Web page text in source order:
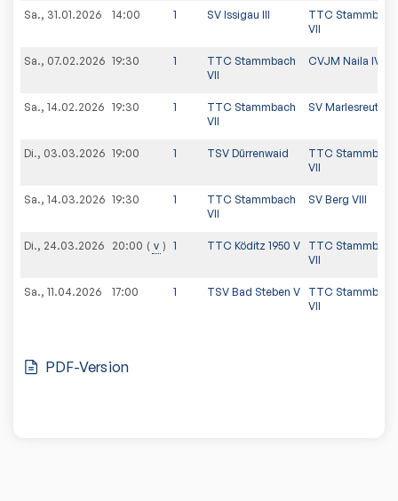
Sa., 31.01.2026 14:00 1 SV Issigau III
TTC Stammbach
VII
Sa., 07.02.2026 19:30 1
TTC Stammbach
VII
CVJM Naila IV
Sa., 14.02.2026 19:30 1
TTC Stammbach
VII
SV Marlesreuth III
Di., 03.03.2026 19:00 1 TSV Dürrenwaid
TTC Stammbach
VII
Sa., 14.03.2026 19:30 1
TTC Stammbach
VII
SV Berg VIII
Di., 24.03.2026 20:00 v 1 TTC Köditz 1950 V
TTC Stammbach
VII
Sa., 11.04.2026 17:00 1 TSV Bad Steben V
TTC Stammbach
VII
PDF-Version